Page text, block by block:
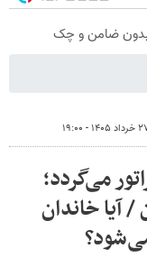
۱۴۰۵ - ۱۹:۰۰
می‌گردد؛
آیا خاندان